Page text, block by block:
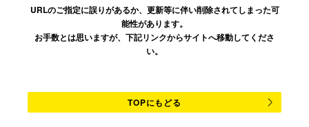
URLのご指定に誤りがあるか、更新等に伴い削除されてしまった可
能性があります。
お手数とは思いますが、下記リンクからサイトへ移動してくださ
い。
TOPにもどる